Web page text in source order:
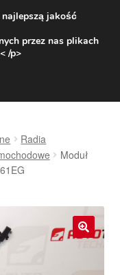
zł
003 167
Radia
Moduł
jakość
przez nas plikach
/p>